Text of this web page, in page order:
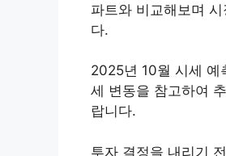
파트와 비교해보며
다.
2025년 10월 시세 예
세 변동을 참고하여
랍니다.
투자 결정을 내리기